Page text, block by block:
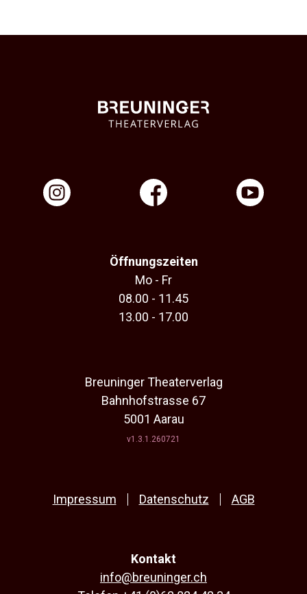
Öffnungszeiten
Mo - Fr
08.00 - 11.45
13.00 - 17.00
Breuninger Theaterverlag
Bahnhofstrasse 67
5001 Aarau
v1.3.1.260721
Impressum Datenschutz AGB
Kontakt
info@breuninger.ch